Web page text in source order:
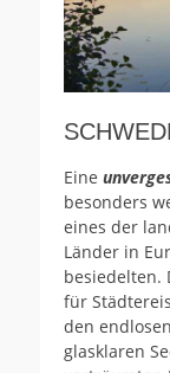
Eine
besonders
eines der
Länder in
besiedelten.
für
den
glasklaren